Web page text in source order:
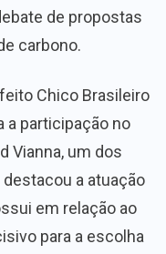
de propostas
carbono.
Chico Brasileiro
a participação no
Vianna, um dos
a atuação
em relação ao
para a escolha